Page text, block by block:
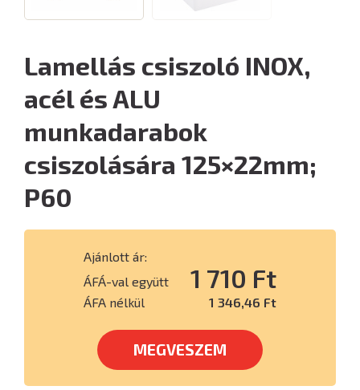
Lamellás csiszoló INOX,
acél és ALU
munkadarabok
csiszolására 125×22mm;
P60
Ajánlott ár:
ÁFÁ-val együtt
1 710 Ft
ÁFA nélkül 1 346,46 Ft
MEGVESZEM